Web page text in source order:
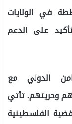
في الولايات
على الدعم
الدولي مع
وحريتهم. تأتي
الفلسطينية